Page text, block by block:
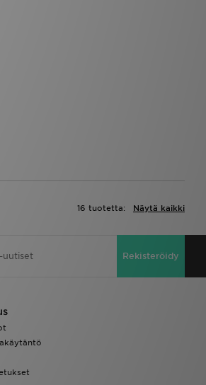
Näytä kaikki
16 tuotetta:
Rekisteröidy